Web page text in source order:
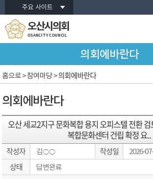
본문바로가기주요 사이트
오산시의회
OSANCITY COUNCIL
의회에바란다
의회에바란다
홈으로> 참여마당 >의회에바란다
오산 세교2지구 문화복합 용지 오피스텔 전환
복합문화센터 건립 확정 요..
작성자 김○○ 작성일 2026-
상태 답변완료